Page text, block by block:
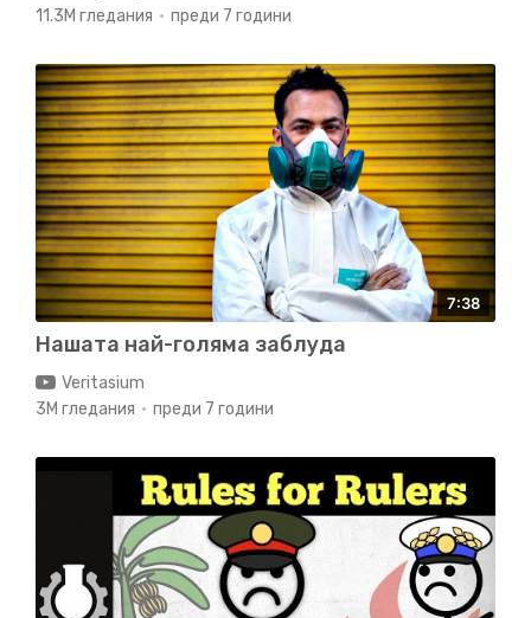
11.3M гледания
преди 7 години
7:38
Нашата най-голяма заблуда
Veritasium
3M гледания
преди 7 години